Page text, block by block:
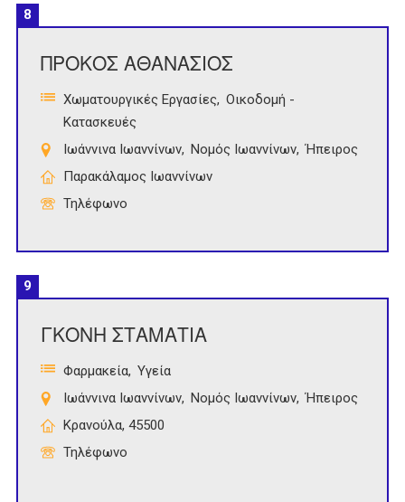
8
ΠΡΟΚΟΣ ΑΘΑΝΑΣΙΟΣ
Χωματουργικές Εργασίες
Οικοδομή -
Κατασκευές
Ιωάννινα Ιωαννίνων
Νομός Ιωαννίνων Ήπειρος
Παρακάλαμος Ιωαννίνων
Τηλέφωνο
9
ΓΚΟΝΗ ΣΤΑΜΑΤΙΑ
Φαρμακεία Υγεία
Ιωάννινα Ιωαννίνων
Νομός Ιωαννίνων Ήπειρος
Κρανούλα, 45500
Τηλέφωνο